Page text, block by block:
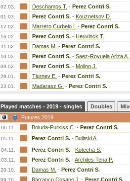
02.03. Deschamps T. - Perez Contri S.
01.03. Perez Contri S. - Kouznetsov D.
17.02. Marrero Curbelo I. - Perez Contri S.
16.02. Perez Contri S. - Heuvinck T.
11.02. Damas M. - Perez Contri S.
10.02. Perez Contri S. - Saez-Royuela Ariza A.
09.02. Perez Contri S. - Molino J.
29.01. Tiurnev E. - Perez Contri S.
22.01. Madarasz G. - Perez Contri S.
Played matches - 2019 - singles Doubles
Futures 2019
06.11. Boluda-Purkiss C. - Perez Contri S.
05.11. Perez Contri S. - Bulitski A.
04.11. Perez Contri S. - Kotecha S.
03.11. Perez Contri S. - Archiles Tena P.
20.10. Damas M. - Perez Contri S.
09.10. Barranco Cosano J. - Perez Contri S.